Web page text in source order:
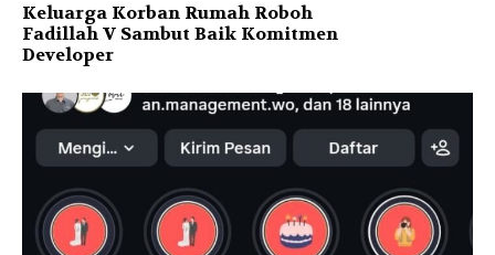
Keluarga Korban Rumah Roboh
Fadillah V Sambut Baik Komitmen
Developer